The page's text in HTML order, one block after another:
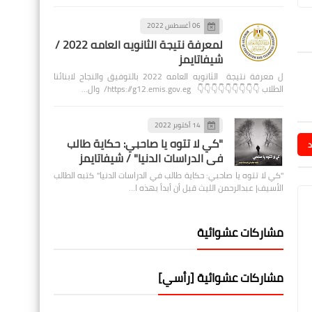
06 أغسطس 2022
لمعرفة نتيجة الثانويه العامه 2022 /
شيفاتايمز
ل معرفة نتيجة الثانويه العامه 2022 بالتوفيق والنجاح لابنائنا
الطلاب 👇👇👇👇👇👇👇👇👇 https://g12.emis.gov.eg/ وال…
14 أكتوبر 2022
"كي لا تتوه يا صاحبي: حكاية طالب
في الدراسات الدنيا" / شيفاتايمز
"كي لا تتوه يا صاحبي: حكاية طالب في الدراسات الدنيا" كتبه الطالب
الأسيف| عبدالرحمن الليث قبل أن أبدأ بهذه ا…
مشاركات عشوائية
مشاركات عشوائية [رأسي]